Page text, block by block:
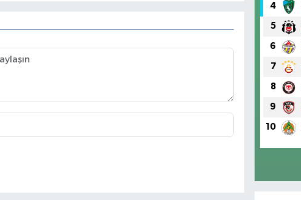
4
5
6
7
8
9
10